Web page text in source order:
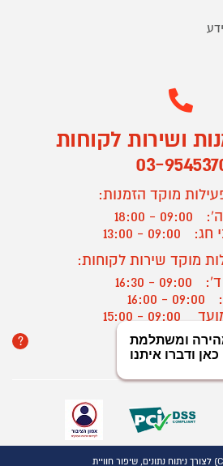
ושירות לקוחות
03-
מוקד הזמנות:
09:00 - 18:00
חג:
09:00 - 13:00
מוקד שירות לקוחות:
09:00 - 16:30
09:00 - 16:00
? ביטול הזמנה
אתר זה משתמש בעוגיות (Cookies) לצורך ניתוח נתונים, שיפור חוויית